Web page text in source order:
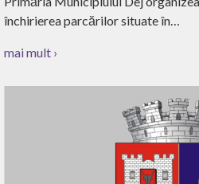
închirierea parcărilor situate în…
mai mult ›